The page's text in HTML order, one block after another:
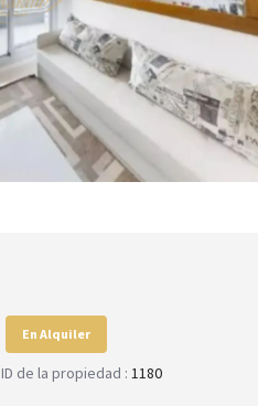
En Alquiler
ID de la propiedad : 1180